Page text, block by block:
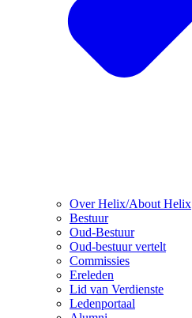
Over Helix/About Helix
Bestuur
Oud-Bestuur
Oud-bestuur vertelt
Commissies
Ereleden
Lid van Verdienste
Ledenportaal